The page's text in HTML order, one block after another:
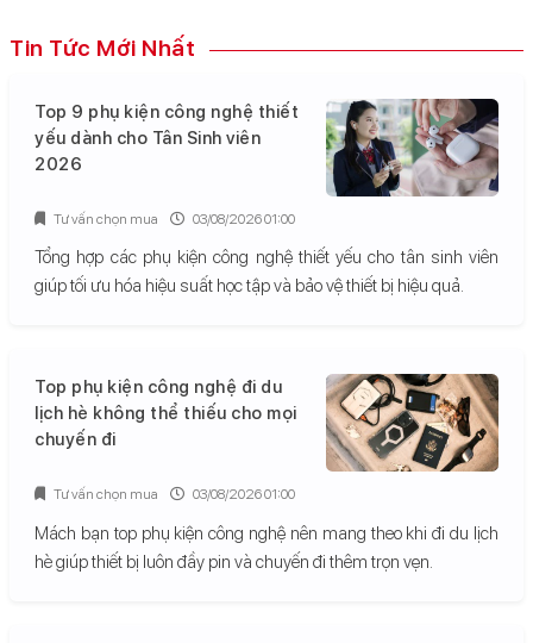
Tin Tức Mới Nhất
Top 9 phụ kiện công nghệ thiết
yếu dành cho Tân Sinh viên
2026
Tổng hợp các phụ kiện công nghệ thiết yếu cho tân sinh viên
giúp tối ưu hóa hiệu suất học tập và bảo vệ thiết bị hiệu quả.
Tư vấn chọn mua 03/08/2026 01:00
Top phụ kiện công nghệ đi du
lịch hè không thể thiếu cho mọi
chuyến đi
Mách bạn top phụ kiện công nghệ nên mang theo khi đi du lịch
hè giúp thiết bị luôn đầy pin và chuyến đi thêm trọn vẹn.
Tư vấn chọn mua 03/08/2026 01:00